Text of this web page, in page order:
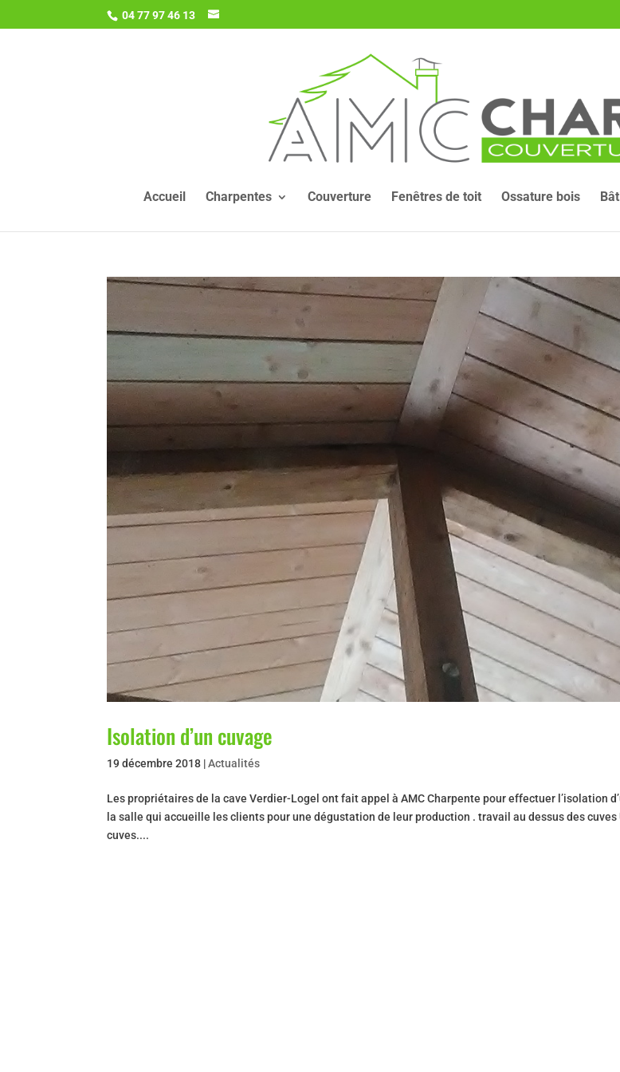
04 77 97 46 13
Accueil Charpentes Couverture Fenêtres de toit Ossature bois
Isolation d’un cuvage
19 décembre 2018 |Actualités
Les propriétaires de la cave Verdier-Logel ont fait appel à AMC Charpente pour effectuer l’isolation
la salle qui accueille les clients pour une dégustation de leur production . travail au dessus des cuves
cuves....